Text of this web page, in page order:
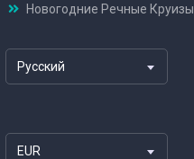
Новогодние Речные Круизы
Русский
EUR